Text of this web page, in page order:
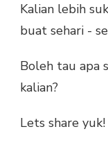
Kalian lebih
buat sehari -
Boleh tau apa
kalian?
Lets share yuk!